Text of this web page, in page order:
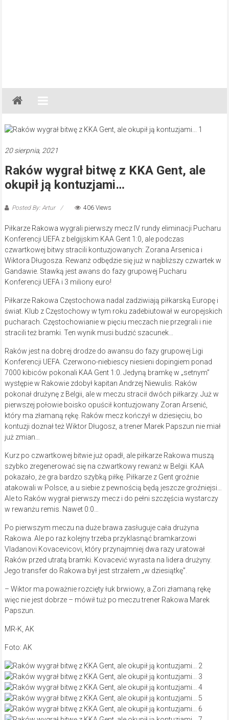
Gazeta
Regionalna
Częstochowa,
Lubliniec,
20 sierpnia, 2021
Raków wygrał bitwę z KKA Gent, ale
okupił ją kontuzjami…
Posted By: Artur 406 Views
Piłkarze Rakowa wygrali pierwszy mecz IV rundy eliminacji Pucharu
Konferencji UEFA z belgijskim KAA Gent 1:0, ale podczas
czwartkowej bitwy stracili kontuzjowanych: Zorana Arsenica i
Wiktora Długosza. Rewanż odbędzie się już w najbliższy czwartek w
Gandawie. Stawką jest awans do fazy grupowej Pucharu
Konferencji UEFA i 3 miliony euro!
Piłkarze Rakowa Częstochowa nadal zadziwiają piłkarską Europę i
świat. Klub z Częstochowy w tym roku zadebiutował w europejskich
pucharach. Częstochowianie w pięciu meczach nie przegrali i nie
stracili też bramki. Ten wynik musi budzić szacunek…
Raków jest na dobrej drodze do awansu do fazy grupowej Ligi
Konferencji UEFA. Czerwono-niebiescy niesieni dopingiem ponad
7000 kibiców pokonali KAA Gent 1:0. Jedyną bramkę w „setnym”
występie w Rakowie zdobył kapitan Andrzej Niewulis. Raków
pokonał drużynę z Belgii, ale w meczu stracił dwóch piłkarzy. Już w
pierwszej połowie boisko opuścił kontuzjowany Zoran Arsenić,
który ma złamaną rękę. Raków mecz kończył w dziesięciu, bo
kontuzji doznał też Wiktor Długosz, a trener Marek Papszun nie miał
już zmian…
Kurz po czwartkowej bitwie już opadł, ale piłkarze Rakowa muszą
szybko zregenerować się na czwartkowy rewanż w Belgii. KAA
pokazało, że gra bardzo szybką piłkę. Piłkarze z Gent groźnie
atakowali w Polsce, a u siebie z pewnością będą jeszcze groźniejsi…
Ale to Raków wygrał pierwszy mecz i do pełni szczęścia wystarczy
w rewanżu remis. Nawet 0:0…
Po pierwszym meczu na duże brawa zasługuje cała drużyna
Rakowa. Ale po raz kolejny trzeba przyklasnąć bramkarzowi
Vladanovi Kovacevicovi, który przynajmniej dwa razy uratował
Raków przed utratą bramki. Kovacević wyrasta na lidera drużyny.
Jego transfer do Rakowa był jest strzałem „w dziesiątkę”.
– Wiktor ma poważnie rozcięty łuk brwiowy, a Zori złamaną rękę
więc nie jest dobrze – mówił tuż po meczu trener Rakowa Marek
Papszun.
MR-K, AK
Foto: AK